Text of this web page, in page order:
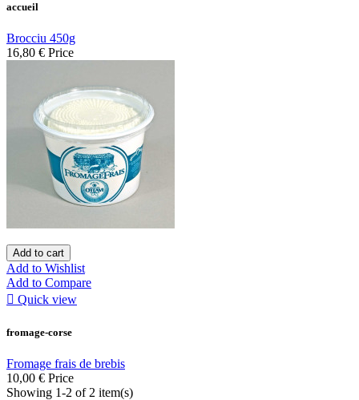
accueil
Brocciu 450g
16,80 € Price
Add to cart
Add to Wishlist
Add to Compare
 Quick view
fromage-corse
Fromage frais de brebis
10,00 € Price
Showing 1-2 of 2 item(s)